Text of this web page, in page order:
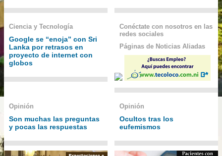
Ciencia y Tecnología
Google se “enoja” con Sri
Lanka por retrasos en
proyecto de internet con
globos
Conéctate con nosotros en las
redes sociales
Páginas de Noticias Aliadas
Opinión
Son muchas las preguntas
y pocas las respuestas
Opinión
Ocultos tras los
eufemismos